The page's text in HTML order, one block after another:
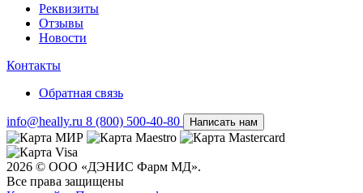
Реквизиты
Отзывы
Новости
Контакты
Обратная связь
info@heally.ru 8 (800) 500-40-80 Написать нам
2026 © ООО «ДЭНИС Фарм МД».
Все права защищены